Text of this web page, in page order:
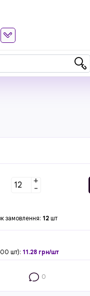
+
-
замовлення: 12 шт
шт): 11.28 грн/шт
0